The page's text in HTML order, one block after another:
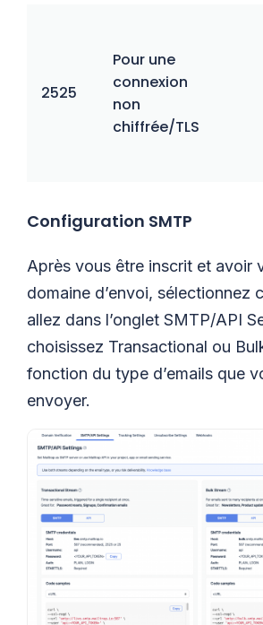
2525
Pour une
connexion
non
chiffrée/TLS
Configuration SMTP
Après vous être inscrit et avoir
domaine d’envoi, sélectionnez
allez dans l’onglet SMTP/API
choisissez Transactional ou
fonction du type d’emails que
envoyer.